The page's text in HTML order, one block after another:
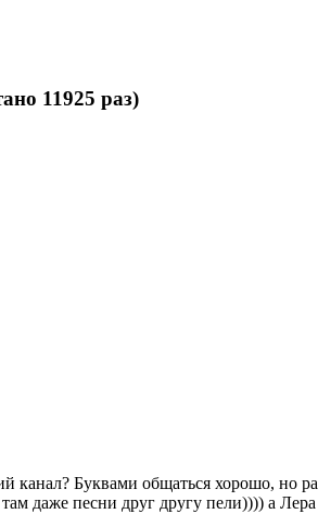
11925 раз)
канал? Буквами общаться хорошо, но
даже песни друг другу пели)))) а